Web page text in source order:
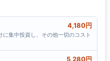
4,180円
集中投資し、その他一切のコスト
5,280円